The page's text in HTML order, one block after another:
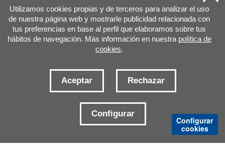
AMPLIAR HOJA DEL CATÁLOGO
E-MAILS CONTACTO
Utilizamos cookies propias y de terceros para analizar el uso
de nuestra página web y mostrarle publicidad relacionada con
tus preferencias en base al perfil que elaboramos sobre tus
hábitos de navegación. Más información en nuestra política de
cookies.
Aceptar Rechazar
Configurar
Configurar
cookies